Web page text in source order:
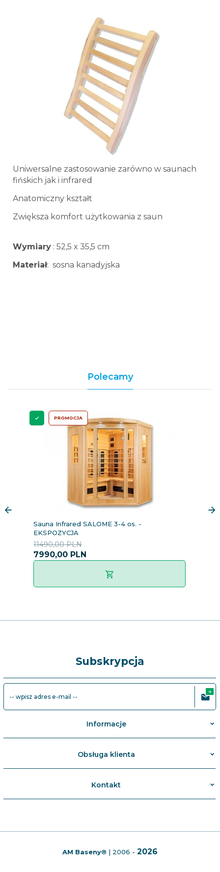
Uniwersalne zastosowanie zarówno w saunach
fińskich jak i infrared
Anatomiczny kształt
Zwiększa komfort użytkowania z saun
Wymiary : 52,5 x 35,5 cm
Materiał: sosna kanadyjska
Polecamy
PROMOCJA
Sauna Infrared SALOME 3-4 os. -
EKSPOZYCJA
7990,00 PLN
11490,00 PLN
Subskrypcja
-- wpisz adres e-mail --
Informacje
Obsługa klienta
Kontakt
AM Baseny® | 2006 - 2026